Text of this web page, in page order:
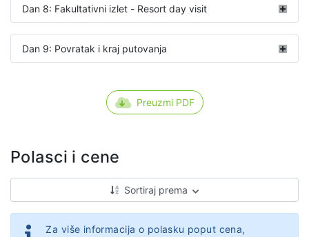
Dan 8: Fakultativni izlet - Resort day visit
Dan 9: Povratak i kraj putovanja
Preuzmi PDF
Polasci i cene
Sortiraj prema
Za više informacija o polasku poput cena,